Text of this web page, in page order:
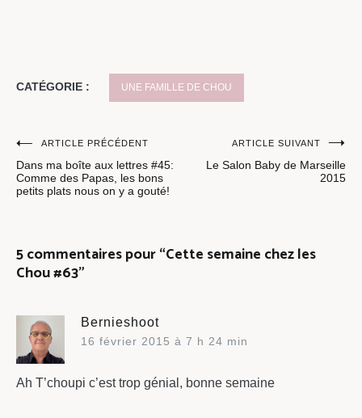
CATÉGORIE : UNE FAMILLE DE CHOU
Navigation
de
ARTICLE PRÉCÉDENT
Dans ma boîte aux lettres #45:
Comme des Papas, les bons
petits plats nous on y a gouté!
ARTICLE SUIVANT
Le Salon Baby de Marseille
2015
5 commentaires pour “Cette semaine chez les
Chou #63”
Bernieshoot
16 février 2015 à 7 h 24 min
Ah T’choupi c’est trop génial, bonne semaine